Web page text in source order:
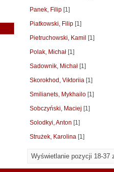
Panek, Filip [1]
Piatkowski, Filip [1]
Pietruchowski, Kamil
[1]
Polak, Michał [1]
Sadownik, Michał [1]
Skorokhod, Viktoriia [1]
Smilianets, Mykhailo [1]
Sobczyński, Maciej [1]
Solodkyi, Anton [1]
Strużek, Karolina [1]
Wyświetlanie pozycji 18-37